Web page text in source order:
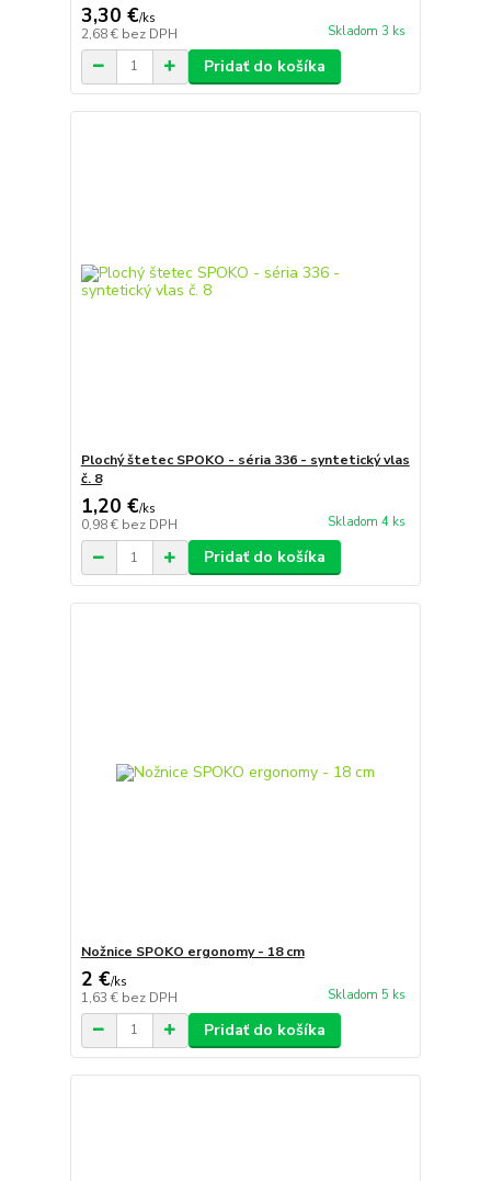
3,30 €/ks
2,68 € bez DPH Skladom 3 ks
Pridať do košíka
Plochý štetec SPOKO - séria 336 - syntetický vlas
č. 8
1,20 €/ks
0,98 € bez DPH Skladom 4 ks
Pridať do košíka
Nožnice SPOKO ergonomy - 18 cm
2 €/ks
1,63 € bez DPH Skladom 5 ks
Pridať do košíka